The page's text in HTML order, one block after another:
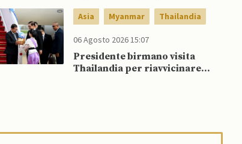
dietro un attore statale”
Asia Myanmar Thailandia
06 Agosto 2026 15:07
Presidente birmano visita
Thailandia per riavvicinare